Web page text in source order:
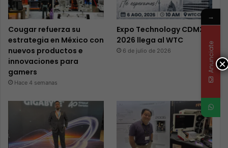
Cougar refuerza su
estrategia en México con
nuevos productos e
innovaciones para
gamers
Hace 4 semanas
Expo Technology CDMX
2026 llega al WTC
6 de julio de 2026
×
→
Anunciate